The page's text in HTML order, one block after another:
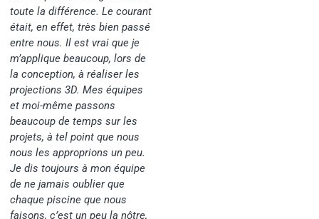
toute la différence. Le courant
était, en effet, très bien passé
entre nous. Il est vrai que je
m’applique beaucoup, lors de
la conception, à réaliser les
projections 3D. Mes équipes
et moi-même passons
beaucoup de temps sur les
projets, à tel point que nous
nous les approprions un peu.
Je dis toujours à mon équipe
de ne jamais oublier que
chaque piscine que nous
faisons, c’est un peu la nôtre,